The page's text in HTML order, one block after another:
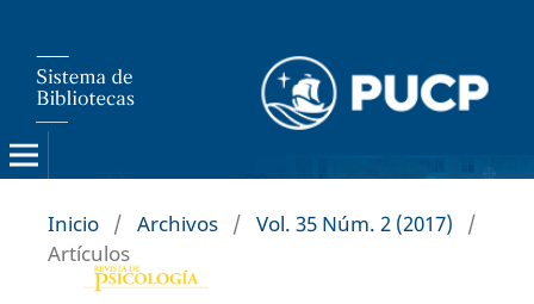
Inicio / Archivos / Vol. 35 Núm. 2 (2017)
/
Artículos